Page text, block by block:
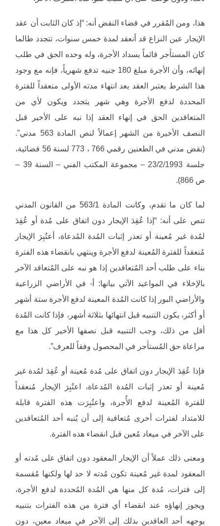
هذا، ومن المُقرر في قضاء النقض أنه: “إذ كان الثابت أن عقد
الإيجار عين النزاع قد أنعقد لمدة خمس سنوات، تتجدد طالما
كان المستأجر قائماً بسداد الأجرة، وله وحده الحق في طلب
إنهائه، وأن الأجرة مبلغ 180 جنيه تدفع شهرياً، فإنه مع وجود
هذا الشرط يعتبر العقد بعد انتهاء مدته الأولى منعقداً للفترة
المحددة لدفع الأجرة وهي شهر يتجدد ويكون لأي من
المتعاقدين الحق في إنهاء العقد إذا نبه على الأخير قبل
النصف الأخيرة من الشهر إعمالاً لنص المادة 563 مدني”.
(نقض مدني في الطعنين رقمي 766 ، 773 لسنة 56 قضائية،
جلسة 23/2/1993 – مجموعة المكتب الفني – السنة 39 –
ص 866).
لما كان ما تقدم، وكانت المادة 563/1 من القانون المدني
تنص على أنه: “إذا عُقِدَ الإيجار دون اتفاق على مُدة أو عُقِدَ
لمُدة غير مُعينة أو تعذر إثبات المُدة المُدعاة، أعتُبِرَ الإيجار
مُنعقداً للفترة المُعينة لدفع الأجرة وينتهي بانقضاء هذه الفترة
بناء على طلب أحد المُتعاقدين إذا هو نبه على المُتعاقد الآخر
بالإخلاء في المواعيد الآتي بيانها: أ- في الأراضي الزراعية
والأراضي البور إذا كانت المُدة المعينة لدفع الأجرة ستة أشهر
أو أكثر، يكون التنبيه قبل انتهائها بثلاثة أشهر، فإذا كانت المُدة
أقل من ذلك، وجب التنبيه قبل نصفها الأخير كل هذا مع
مراعاة حق المُستأجر في المحصول وفقاً للعرف”.
فإذا عُقِدَ الإيجار دون اتفاق على مُدة مُعينة أو عُقِدَ لمُدة غير
مُعينة أو تعذر إثبات المُدة المُدعاة، اعتُبِرَ الإيجار مُنعقداً
للفترة المُعينة لدفع الأُجرة، واعتُبِرَت هذه الفترة قابلة
للامتداد لفترات أخرى مُتعاقبة إلى أن يُنبه أحد المُتعاقدين
على الآخر في ميعاد مُعين قبل انقضاء هذه الفترة.
ومعنى ذلك عملاً أن الإيجار المعقود دون اتفاق على مُدته أو
المعقود لمدة غير مُعينة تكون مُدته لا حد لها ولكنها مُقسمة
إلى فترات، مُدة كل منها هي المُدة المُحددة لدفع الأجرة،
ويجوز إنهاؤه عند انقضاء أي فترة من هذه الفترات بتنبيه
يوجهه أحد العاقدين بذلك إلى الآخر في ميعاد معين، دون